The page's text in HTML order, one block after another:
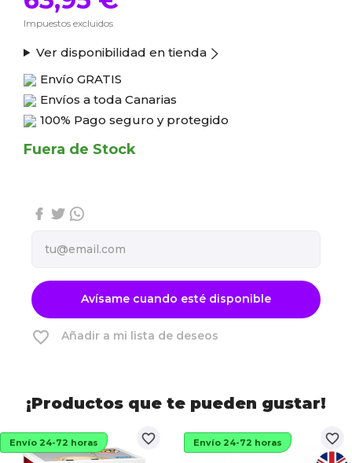
Impuestos excluidos
Ver disponibilidad en tienda
Envío GRATIS
Envíos a toda Canarias
100% Pago seguro y protegido
Fuera de Stock
Avísame cuando esté disponible
favorite_border Añadir a mi lista de deseos
¡Productos que te pueden gustar!
favorite_border
Envío 24-72 horas favorite_border
Envío 24-72 horas